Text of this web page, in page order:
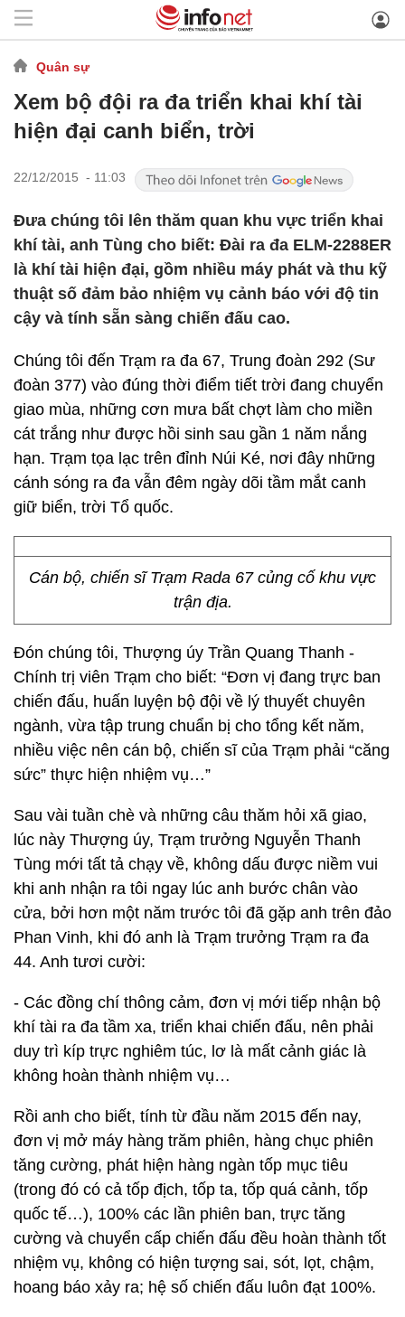
Quân sự
Xem bộ đội ra đa triển khai khí tài
hiện đại canh biển, trời
22/12/2015 - 11:03
Đưa chúng tôi lên thăm quan khu vực triển khai
khí tài, anh Tùng cho biết: Đài ra đa ELM-2288ER
là khí tài hiện đại, gồm nhiều máy phát và thu kỹ
thuật số đảm bảo nhiệm vụ cảnh báo với độ tin
cậy và tính sẵn sàng chiến đấu cao.
Chúng tôi đến Trạm ra đa 67, Trung đoàn 292 (Sư
đoàn 377) vào đúng thời điểm tiết trời đang chuyển
giao mùa, những cơn mưa bất chợt làm cho miền
cát trắng như được hồi sinh sau gần 1 năm nắng
hạn. Trạm tọa lạc trên đỉnh Núi Ké, nơi đây những
cánh sóng ra đa vẫn đêm ngày dõi tầm mắt canh
giữ biển, trời Tổ quốc.
Cán bộ, chiến sĩ Trạm Rada 67 củng cố khu vực
trận địa.
Đón chúng tôi, Thượng úy Trần Quang Thanh -
Chính trị viên Trạm cho biết: “Đơn vị đang trực ban
chiến đấu, huấn luyện bộ đội về lý thuyết chuyên
ngành, vừa tập trung chuẩn bị cho tổng kết năm,
nhiều việc nên cán bộ, chiến sĩ của Trạm phải “căng
sức” thực hiện nhiệm vụ…”
Sau vài tuần chè và những câu thăm hỏi xã giao,
lúc này Thượng úy, Trạm trưởng Nguyễn Thanh
Tùng mới tất tả chạy về, không dấu được niềm vui
khi anh nhận ra tôi ngay lúc anh bước chân vào
cửa, bởi hơn một năm trước tôi đã gặp anh trên đảo
Phan Vinh, khi đó anh là Trạm trưởng Trạm ra đa
44. Anh tươi cười:
- Các đồng chí thông cảm, đơn vị mới tiếp nhận bộ
khí tài ra đa tầm xa, triển khai chiến đấu, nên phải
duy trì kíp trực nghiêm túc, lơ là mất cảnh giác là
không hoàn thành nhiệm vụ…
Rồi anh cho biết, tính từ đầu năm 2015 đến nay,
đơn vị mở máy hàng trăm phiên, hàng chục phiên
tăng cường, phát hiện hàng ngàn tốp mục tiêu
(trong đó có cả tốp địch, tốp ta, tốp quá cảnh, tốp
quốc tế…), 100% các lần phiên ban, trực tăng
cường và chuyển cấp chiến đấu đều hoàn thành tốt
nhiệm vụ, không có hiện tượng sai, sót, lọt, chậm,
hoang báo xảy ra; hệ số chiến đấu luôn đạt 100%.